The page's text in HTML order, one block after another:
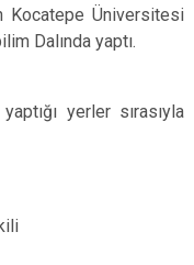
Kocatepe Üniversitesi
Dalında yaptı.
yerler sırasıyla